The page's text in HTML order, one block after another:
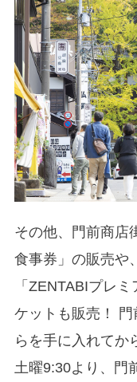
その他、門前商店
食事券」の販売や
「ZENTABIプレ
ケットも販売！
らを手に入れてか
土曜9:30より、門